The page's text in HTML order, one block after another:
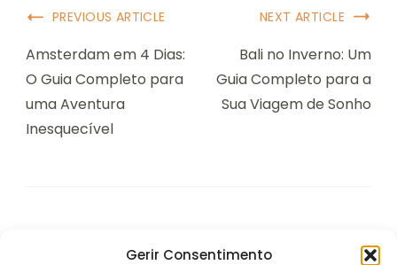
Gerir Consentimento
Post
Navigation
PREVIOUS ARTICLE
Amsterdam em 4 Dias:
O Guia Completo para
uma Aventura
Inesquecível
NEXT ARTICLE
Bali no Inverno: Um
Guia Completo para a
Sua Viagem de Sonho